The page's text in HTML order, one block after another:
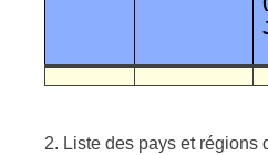
2. Liste des pays et régions